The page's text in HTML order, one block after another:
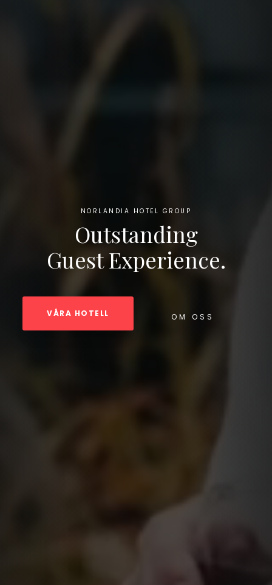
NORLANDIA HOTEL GROUP
Outstanding
Guest Experience.
VÅRA HOTELL OM OSS